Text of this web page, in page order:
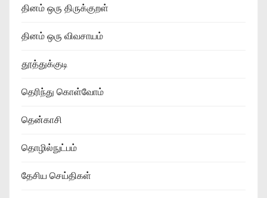
தினம் ஒரு திருக்குறள்
தினம் ஒரு விவசாயம்
தூத்துக்குடி
தெரிந்து கொள்வோம்
தென்காசி
தொழில்நுட்பம்
தேசிய செய்திகள்